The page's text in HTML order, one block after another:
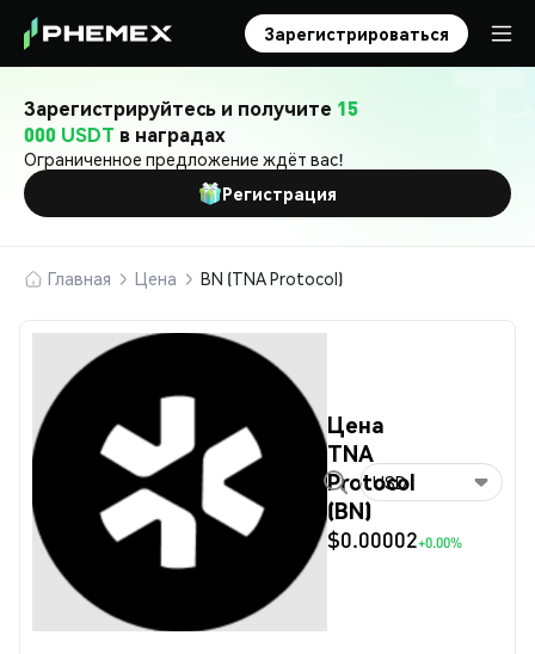
Зарегистрироваться
Зарегистрируйтесь и получите 15
000 USDT в наградах
Ограниченное предложение ждёт вас!
Регистрация
Главная Цена BN (TNA Protocol)
Цена
TNA
Protocol
(BN)
$0.00002+0.00%
USD